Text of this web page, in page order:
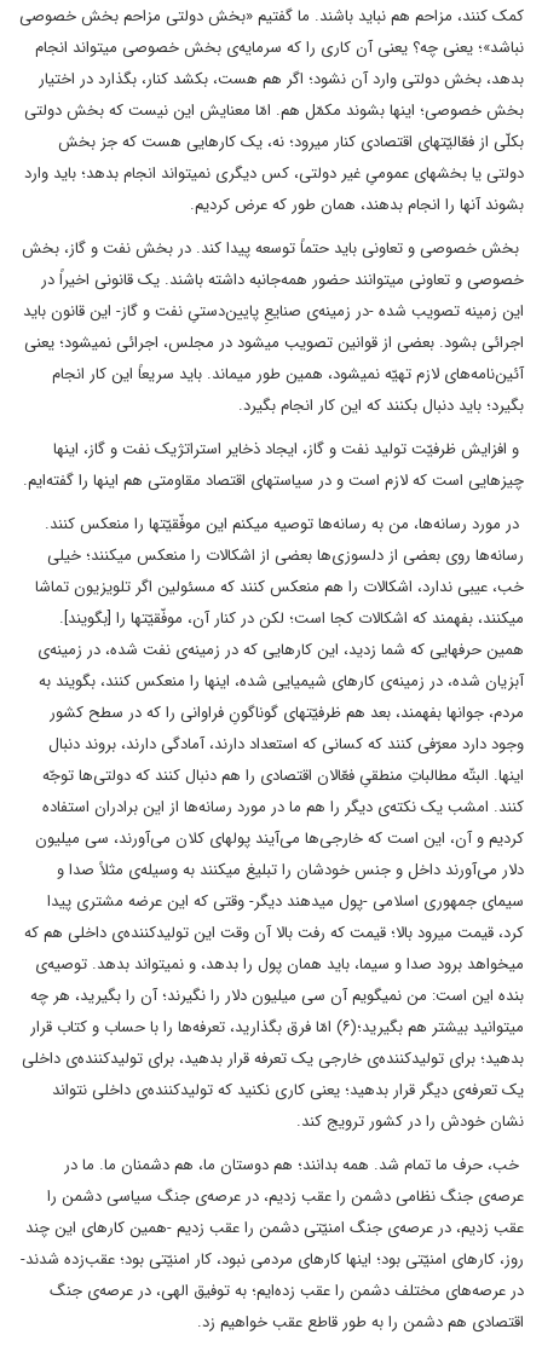
کمک کنند، مزاحم هم نباید باشند. ما گفتیم «بخش دولتی مزاحم بخش خصوصی
نباشد»؛ یعنی چه؟ یعنی آن کاری را که سرمایه‌ی بخش خصوصی میتواند انجام
بدهد، بخش دولتی وارد آن نشود؛ اگر هم هست، بکشد کنار، بگذارد در اختیار
بخش خصوصی؛ اینها بشوند مکمّل هم. امّا معنایش این نیست که بخش دولتی
بکلّی از فعّالیّتهای اقتصادی کنار میرود؛ نه، یک کارهایی هست که جز بخش
دولتی یا بخشهای عمومیِ غیر دولتی، کس دیگری نمیتواند انجام بدهد؛ باید وارد
بشوند آنها را انجام بدهند، همان طور که عرض کردیم.
بخش خصوصی و تعاونی باید حتماً توسعه پیدا کند. در بخش نفت و گاز، بخش
خصوصی و تعاونی میتوانند حضور همه‌جانبه داشته باشند. یک قانونی اخیراً در
این زمینه تصویب شده -در زمینه‌ی صنایعِ پایین‌دستیِ نفت و گاز- این قانون باید
اجرائی بشود. بعضی از قوانین تصویب میشود در مجلس، اجرائی نمیشود؛ یعنی
آئین‌نامه‌های لازم تهیّه نمیشود، همین طور میماند. باید سریعاً این کار انجام
بگیرد؛ باید دنبال بکنند که این کار انجام بگیرد.
و افزایش ظرفیّت تولید نفت و گاز، ایجاد ذخایر استراتژیک نفت و گاز،‌ اینها
چیزهایی است که لازم است و در سیاستهای اقتصاد مقاومتی هم اینها را گفته‌ایم.
در مورد رسانه‌ها، من به رسانه‌ها توصیه میکنم این موفّقیّتها را منعکس کنند.
رسانه‌ها روی بعضی از دلسوزی‌ها بعضی از اشکالات را منعکس میکنند؛ خیلی
خب، عیبی ندارد، اشکالات را هم منعکس کنند که مسئولین اگر تلویزیون تماشا
میکنند، بفهمند که اشکالات کجا است؛ لکن در کنار آن، موفّقیّتها را [بگویند].
همین حرفهایی که شما زدید، این کارهایی که در زمینه‌ی نفت شده، در زمینه‌ی
آبزیان شده، در زمینه‌ی کارهای شیمیایی شده، اینها را منعکس کنند، بگویند به
مردم، جوانها بفهمند، بعد هم ظرفیّتهای گوناگونِ فراوانی را که در سطح کشور
وجود دارد معرّفی کنند که کسانی که استعداد دارند، آمادگی دارند، بروند دنبال
اینها. البتّه مطالباتِ منطقیِ فعّالان اقتصادی را هم دنبال کنند که دولتی‌ها توجّه
کنند. امشب یک نکته‌ی دیگر را هم ما در مورد رسانه‌ها از این برادران استفاده
کردیم و آن، این است که خارجی‌ها می‌آیند پولهای کلان می‌آورند، سی میلیون
دلار می‌آورند داخل و جنس خودشان را تبلیغ میکنند به وسیله‌ی مثلاً صدا و
سیمای جمهوری اسلامی -پول میدهند دیگر- وقتی که این عرضه مشتری پیدا
کرد، قیمت میرود بالا؛ قیمت که رفت بالا آن وقت این تولیدکننده‌ی داخلی هم که
میخواهد برود صدا و سیما، باید همان پول را بدهد، و نمیتواند بدهد. توصیه‌ی
بنده این است: من نمیگویم آن سی میلیون دلار را نگیرند؛ آن را بگیرید، هر چه
میتوانید بیشتر هم بگیرید؛(۶) امّا فرق بگذارید، تعرفه‌ها را با حساب و کتاب قرار
بدهید؛ برای تولیدکننده‌ی خارجی یک تعرفه قرار بدهید، برای تولیدکننده‌ی داخلی
یک تعرفه‌ی دیگر قرار بدهید؛ یعنی کاری نکنید که تولیدکننده‌ی داخلی نتواند
نشان خودش را در کشور ترویج کند.
خب، حرف ما تمام شد. همه بدانند؛ هم دوستان ما، هم دشمنان ما. ما در
عرصه‌ی جنگ نظامی دشمن را عقب زدیم، در عرصه‌ی جنگ سیاسی دشمن را
عقب زدیم، در عرصه‌ی جنگ امنیّتی دشمن را عقب زدیم -همین کارهای این چند
روز، کارهای امنیّتی بود؛ اینها کارهای مردمی نبود، کار امنیّتی بود؛ عقب‌زده شدند-
در عرصه‌های مختلف دشمن را عقب زده‌ایم؛ به توفیق الهی، در عرصه‌ی جنگ
اقتصادی هم دشمن را به طور قاطع عقب خواهیم زد.